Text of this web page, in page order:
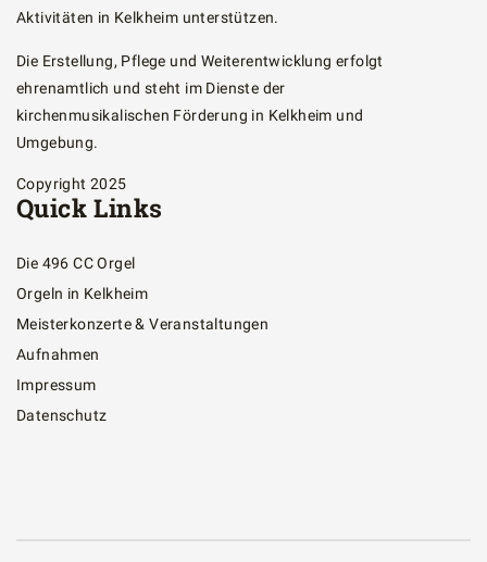
Aktivitäten in Kelkheim unterstützen.
Die Erstellung, Pflege und Weiterentwicklung erfolgt
ehrenamtlich und steht im Dienste der
kirchenmusikalischen Förderung in Kelkheim und
Umgebung.
Copyright 2025
Quick Links
Die 496 CC Orgel
Orgeln in Kelkheim
Meisterkonzerte & Veranstaltungen
Aufnahmen
Impressum
Datenschutz